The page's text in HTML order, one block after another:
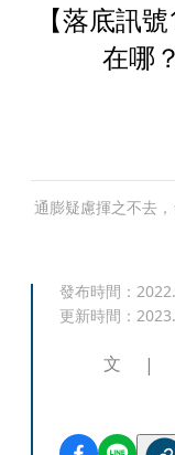
【落底訊
在哪
通膨疑慮揮之不去
發布時間：
更新時間：
文